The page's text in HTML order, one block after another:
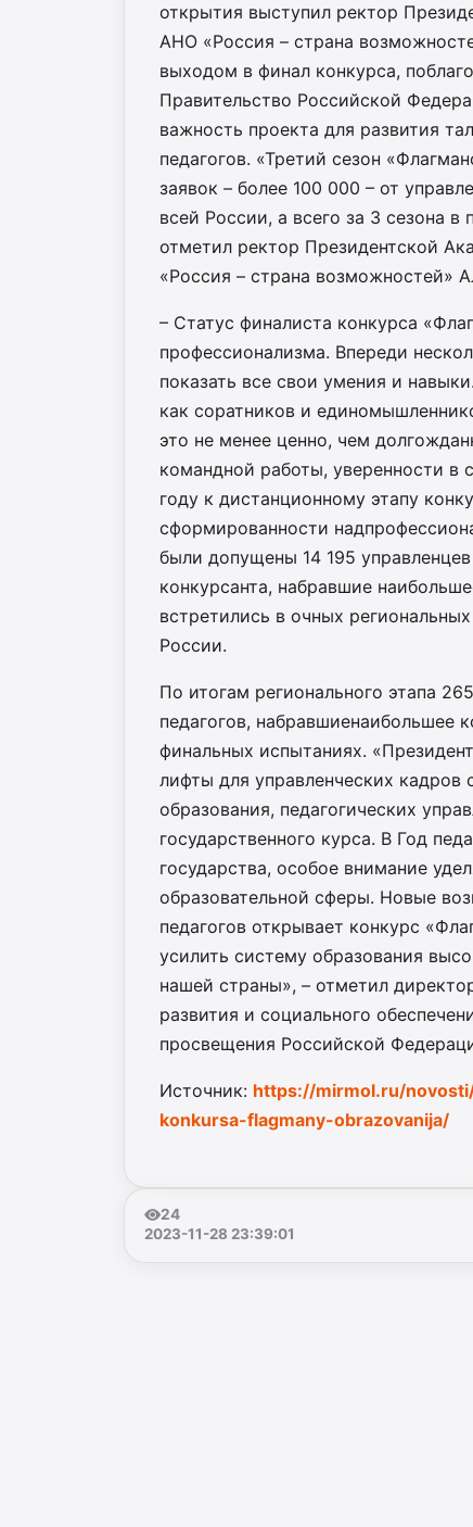
открытия выступил ректор
АНО «Россия – страна
выходом в финал конкурса,
Правительство Российской
важность проекта для развития
педагогов. «Третий сезон
заявок – более 100 000 – от
всей России, а всего за 3 сезона
отметил ректор Президентской
«Россия – страна возможностей»
– Статус финалиста конкурса
профессионализма. Впереди
показать все свои умения и
как соратников и
это не менее ценно, чем
командной работы, уверенности в
году к дистанционному этапу
сформированности
были допущены 14 195
конкурсанта, набравшие
встретились в очных
России.
По итогам регионального этапа
педагогов, набравшиенаибольшее
финальных испытаниях.
лифты для управленческих
образования, педагогических
государственного курса. В Год
государства, особое внимание
образовательной сферы. Новые
педагогов открывает конкурс
усилить систему образования
нашей страны», – отметил
развития и социального
просвещения Российской
Источник: https://mirmol.ru/
konkursa-flagmany-obrazovanija/
24
2023-11-28 23:39:01